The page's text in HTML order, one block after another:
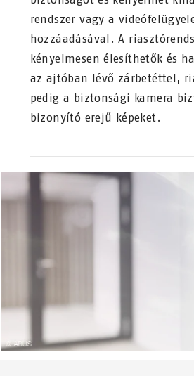
rendszer vagy a
hozzáadásával. A
kényelmesen élesíthetők és
az ajtóban lévő zárbetéttel,
pedig a biztonsági kamera
bizonyító erejű képeket.